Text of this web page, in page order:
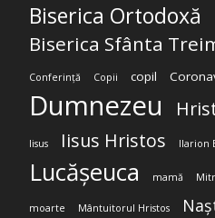
Biserica Ortodoxă
Biserica Sfânta
Conferință Copii copil
Dumnezeu
Iisus Iisus Hristos Ilarion
Lucășeuca mamă
moarte Mântuitorul Hristos